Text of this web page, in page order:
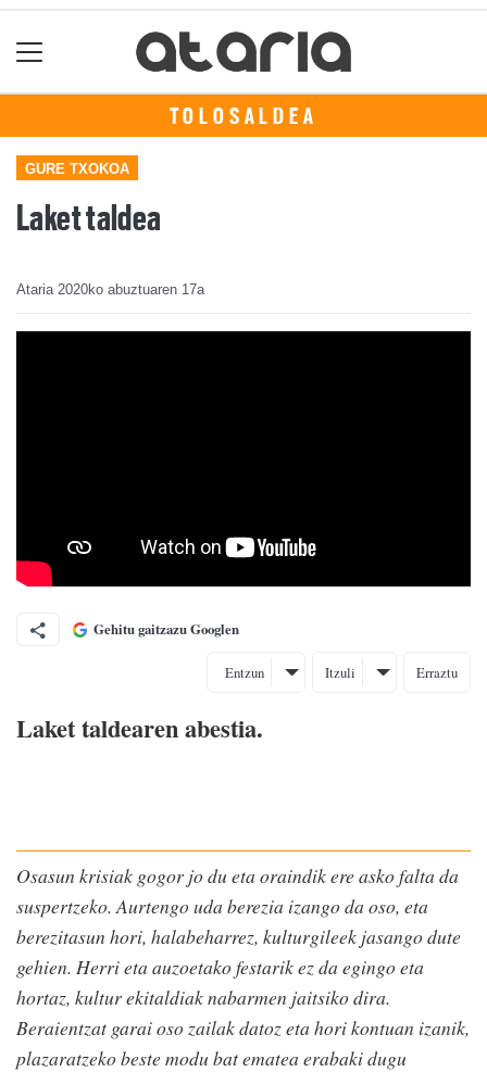
TOLOSALDEA
GURE TXOKOA
Laket taldea
Ataria 2020ko abuztuaren 17a
Gehitu gaitzazu Googlen
Entzun Itzuli Erraztu
Laket taldearen abestia.
Osasun krisiak gogor jo du eta oraindik ere asko falta da
suspertzeko. Aurtengo uda berezia izango da oso, eta
berezitasun hori, halabeharrez, kulturgileek jasango dute
gehien. Herri eta auzoetako festarik ez da egingo eta
hortaz, kultur ekitaldiak nabarmen jaitsiko dira.
Beraientzat garai oso zailak datoz eta hori kontuan izanik,
plazaratzeko beste modu bat ematea erabaki dugu